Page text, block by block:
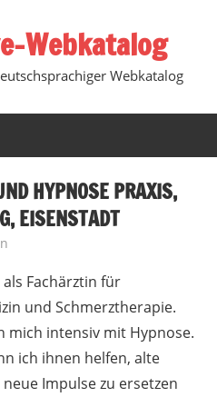
Webkatalog
Webkatalog
HYPNOSE PRAXIS,
EISENSTADT
Fachärztin für
und Schmerztherapie.
mich intensiv mit Hypnose.
ich ihnen helfen, alte
Impulse zu ersetzen